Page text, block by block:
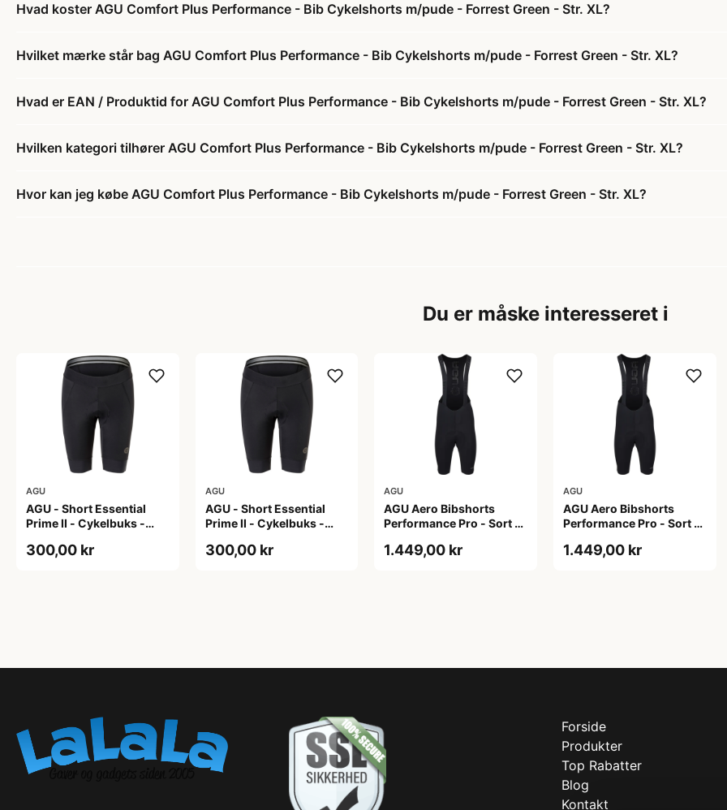
Hvad koster AGU Comfort Plus Performance - Bib Cykelshorts m/pude - Forrest Green - Str. XL?
Hvilket mærke står bag AGU Comfort Plus Performance - Bib Cykelshorts m/pude - Forrest Green - Str. XL?
Hvad er EAN / Produktid for AGU Comfort Plus Performance - Bib Cykelshorts m/pude - Forrest Green - Str. XL?
Hvilken kategori tilhører AGU Comfort Plus Performance - Bib Cykelshorts m/pude - Forrest Green - Str. XL?
Hvor kan jeg købe AGU Comfort Plus Performance - Bib Cykelshorts m/pude - Forrest Green - Str. XL?
Du er måske interesseret i
AGU
AGU - Short Essential
Prime II - Cykelbuks -
300,00 kr
AGU
AGU - Short Essential
Prime II - Cykelbuks -
300,00 kr
AGU
AGU Aero Bibshorts
Performance Pro - Sort -
1.449,00 kr
AGU
AGU Aero Bibshorts
Performance Pro - Sort -
1.449,00 kr
Forside
Produkter
Top Rabatter
Blog
Kontakt